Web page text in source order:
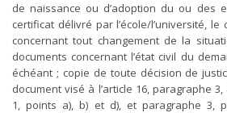
de naissance ou d’adoption du ou des
certificat délivré par l’école/l’université,
concernant tout changement de la
documents concernant l’état civil du
échéant ; copie de toute décision de
document visé à l’article 16, paragraphe
1, points a), b) et d), et paragraphe 3,